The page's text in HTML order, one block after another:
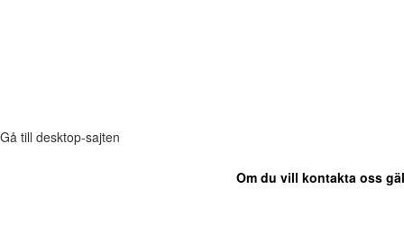
Gå till desktop-sajten
Om du vill kontakta oss